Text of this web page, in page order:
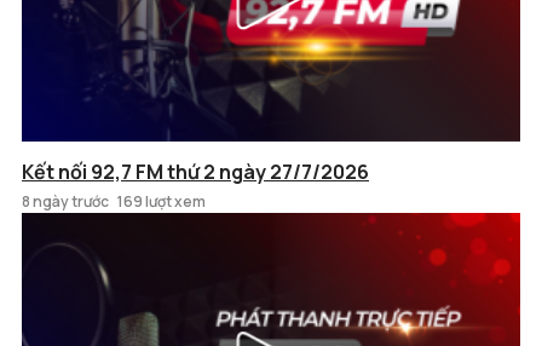
Kết nối 92,7 FM thứ 2 ngày 27/7/2026
8 ngày trước 169 lượt xem